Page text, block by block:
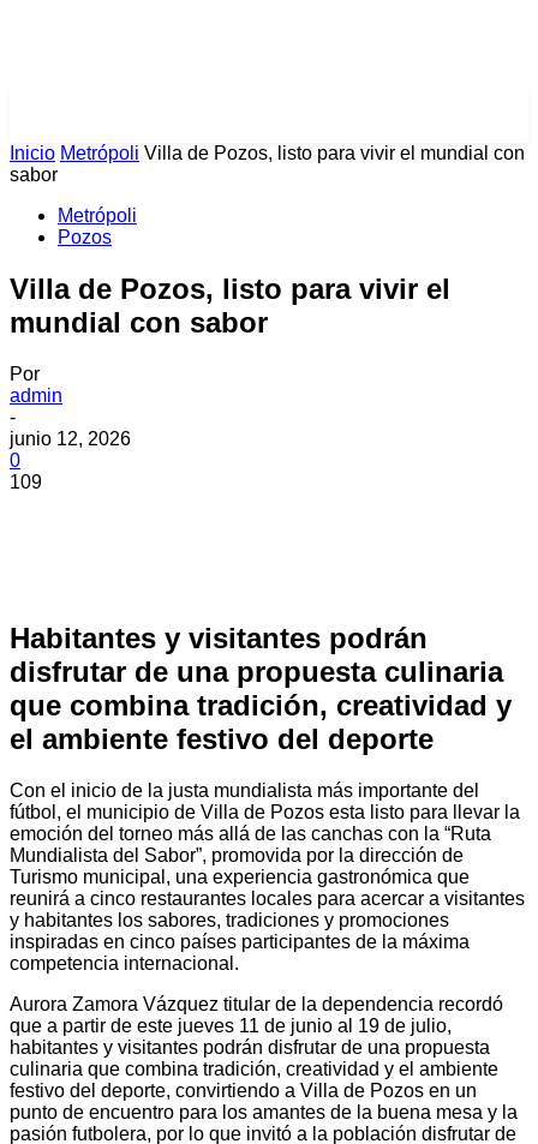
Inicio Metrópoli Villa de Pozos, listo para vivir el mundial con
sabor
Metrópoli
Pozos
Villa de Pozos, listo para vivir el
mundial con sabor
Por
admin
-
junio 12, 2026
0
109
Habitantes y visitantes podrán
disfrutar de una propuesta culinaria
que combina tradición, creatividad y
el ambiente festivo del deporte
Con el inicio de la justa mundialista más importante del
fútbol, el municipio de Villa de Pozos esta listo para llevar la
emoción del torneo más allá de las canchas con la “Ruta
Mundialista del Sabor”, promovida por la dirección de
Turismo municipal, una experiencia gastronómica que
reunirá a cinco restaurantes locales para acercar a visitantes
y habitantes los sabores, tradiciones y promociones
inspiradas en cinco países participantes de la máxima
competencia internacional.
Aurora Zamora Vázquez titular de la dependencia recordó
que a partir de este jueves 11 de junio al 19 de julio,
habitantes y visitantes podrán disfrutar de una propuesta
culinaria que combina tradición, creatividad y el ambiente
festivo del deporte, convirtiendo a Villa de Pozos en un
punto de encuentro para los amantes de la buena mesa y la
pasión futbolera, por lo que invitó a la población disfrutar de